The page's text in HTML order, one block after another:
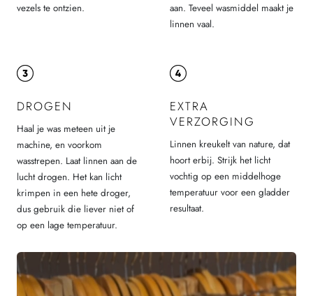
vezels te ontzien.
aan. Teveel wasmiddel maakt je
linnen vaal.
DROGEN
Haal je was meteen uit je
machine, en voorkom
wasstrepen. Laat linnen aan de
lucht drogen. Het kan licht
krimpen in een hete droger,
dus gebruik die liever niet of
op een lage temperatuur.
EXTRA
VERZORGING
Linnen kreukelt van nature, dat
hoort erbij. Strijk het licht
vochtig op een middelhoge
temperatuur voor een gladder
resultaat.